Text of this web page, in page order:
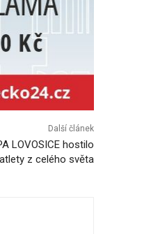
Další článek
LOVOSICE hostilo
atlety z celého světa